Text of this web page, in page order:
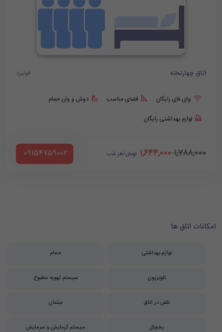
اتاق چهارتخته فولبرد
وای فای رایگان فضای مناسب دوش و وان حمام
لوازم بهداشتی رایگان
1,788,000
1,644,000 تومان/هر شب ‪ 09154759002
امکانات اتاق ها
لوازم بهداشتی حمام
تلویزیون سیستم تهویه مطبوع
تلفن در اتاق مبلمان
یخچال سیستم گرمایش و سرمایش